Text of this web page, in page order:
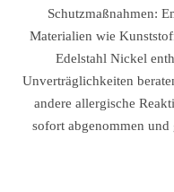
Schutzmaßnahmen:
Materialien wie
Edelstahl Nickel
Unverträglichkeiten
andere allergische
sofort abgenommen